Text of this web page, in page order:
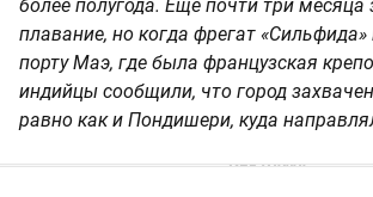
более полугода. Еще почти три месяца
плавание, но когда фрегат
порту Маэ, где была французская
индийцы сообщили, что город
равно как и Пондишери, куда